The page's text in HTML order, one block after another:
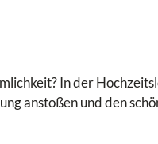
In der
anstoßen und den